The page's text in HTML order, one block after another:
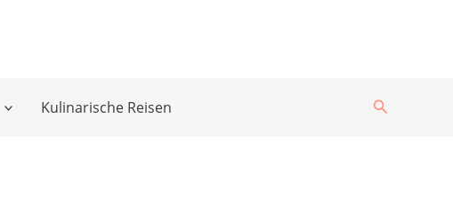
Kulinarische Reisen Suchen